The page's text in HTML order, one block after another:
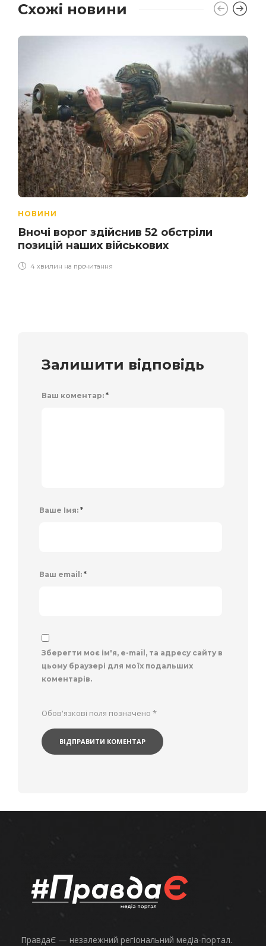
Схожі новини
НОВИНИ
Вночі ворог здійснив 52 обстріли
позицій наших військових
4 хвилин на прочитання
Залишити відповідь
Ваш коментар: *
Ваше Імя: *
Ваш email: *
Зберегти моє ім'я, e-mail, та адресу сайту в
цьому браузері для моїх подальших
коментарів.
Обов'язкові поля позначено *
ПравдаЄ — незалежний регіональний медіа-портал.